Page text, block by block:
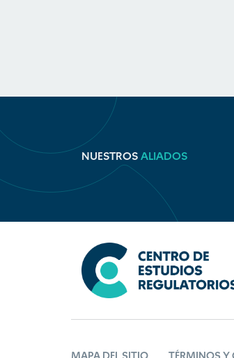
NUESTROS ALIADOS